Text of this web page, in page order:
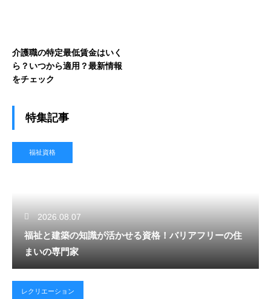
介護職の特定最低賃金はいく
ら？いつから適用？最新情報
をチェック
特集記事
福祉資格
2026.08.07
福祉と建築の知識が活かせる資格！バリアフリーの住
まいの専門家
レクリエーション